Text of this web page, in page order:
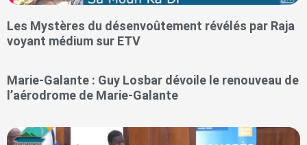
Les Mystères du désenvoûtement révélés par Raja
voyant médium sur ETV
Marie-Galante : Guy Losbar dévoile le renouveau de
l’aérodrome de Marie-Galante